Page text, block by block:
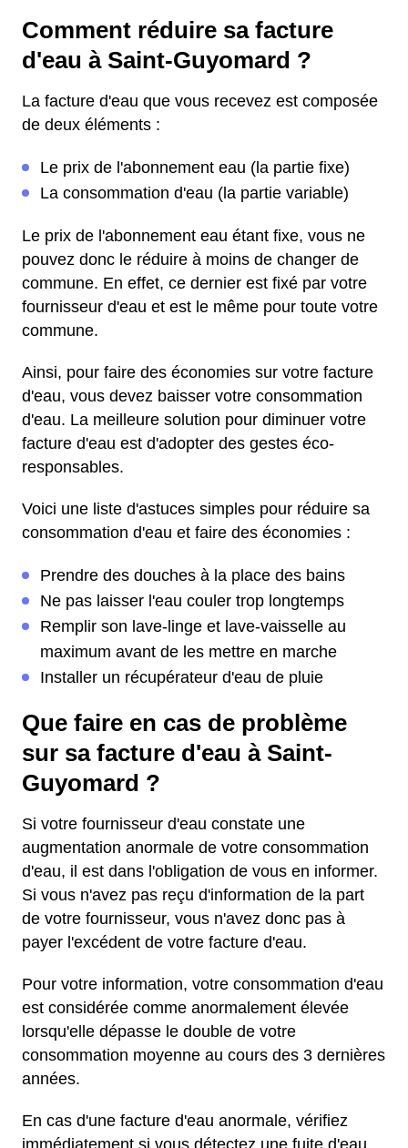
Comment réduire sa facture
d'eau à Saint-Guyomard ?
La facture d'eau que vous recevez est composée
de deux éléments :
Le prix de l'abonnement eau (la partie fixe)
La consommation d'eau (la partie variable)
Le prix de l'abonnement eau étant fixe, vous ne
pouvez donc le réduire à moins de changer de
commune. En effet, ce dernier est fixé par votre
fournisseur d'eau et est le même pour toute votre
commune.
Ainsi, pour faire des économies sur votre facture
d'eau, vous devez baisser votre consommation
d'eau. La meilleure solution pour diminuer votre
facture d'eau est d'adopter des gestes éco-
responsables.
Voici une liste d'astuces simples pour réduire sa
consommation d'eau et faire des économies :
Prendre des douches à la place des bains
Ne pas laisser l'eau couler trop longtemps
Remplir son lave-linge et lave-vaisselle au
maximum avant de les mettre en marche
Installer un récupérateur d'eau de pluie
Que faire en cas de problème
sur sa facture d'eau à Saint-
Guyomard ?
Si votre fournisseur d'eau constate une
augmentation anormale de votre consommation
d'eau, il est dans l'obligation de vous en informer.
Si vous n'avez pas reçu d'information de la part
de votre fournisseur, vous n'avez donc pas à
payer l'excédent de votre facture d'eau.
Pour votre information, votre consommation d'eau
est considérée comme anormalement élevée
lorsqu'elle dépasse le double de votre
consommation moyenne au cours des 3 dernières
années.
En cas d'une facture d'eau anormale, vérifiez
immédiatement si vous détectez une fuite d'eau